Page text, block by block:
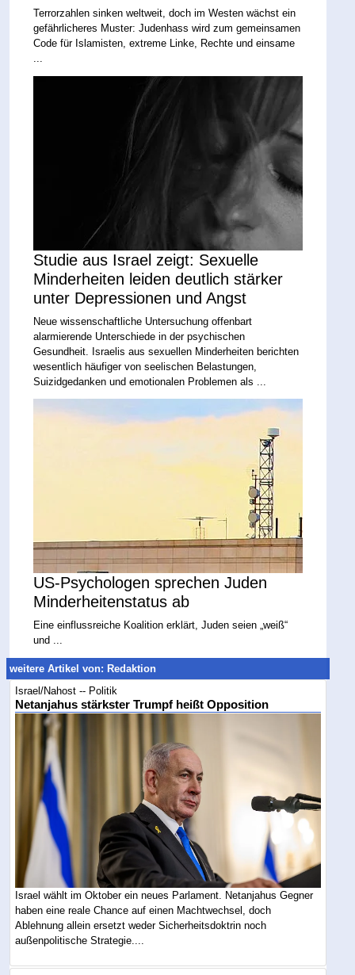
Terrorzahlen sinken weltweit, doch im Westen wächst ein
gefährlicheres Muster: Judenhass wird zum gemeinsamen
Code für Islamisten, extreme Linke, Rechte und einsame
...
Studie aus Israel zeigt: Sexuelle
Minderheiten leiden deutlich stärker
unter Depressionen und Angst
Neue wissenschaftliche Untersuchung offenbart
alarmierende Unterschiede in der psychischen
Gesundheit. Israelis aus sexuellen Minderheiten berichten
wesentlich häufiger von seelischen Belastungen,
Suizidgedanken und emotionalen Problemen als ...
US-Psychologen sprechen Juden
Minderheitenstatus ab
Eine einflussreiche Koalition erklärt, Juden seien „weiß“
und ...
weitere Artikel von: Redaktion
Israel/Nahost -- Politik
Netanjahus stärkster Trumpf heißt Opposition
Israel wählt im Oktober ein neues Parlament. Netanjahus Gegner
haben eine reale Chance auf einen Machtwechsel, doch
Ablehnung allein ersetzt weder Sicherheitsdoktrin noch
außenpolitische Strategie....